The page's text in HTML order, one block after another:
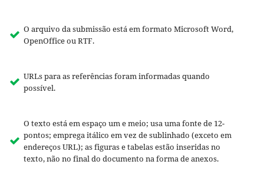
O arquivo da submissão está em formato Microsoft Word,
OpenOffice ou RTF.
URLs para as referências foram informadas quando
possível.
O texto está em espaço um e meio; usa uma fonte de 12-
pontos; emprega itálico em vez de sublinhado (exceto em
endereços URL); as figuras e tabelas estão inseridas no
texto, não no final do documento na forma de anexos.